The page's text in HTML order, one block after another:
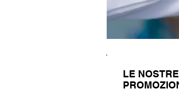
LE NOSTRE